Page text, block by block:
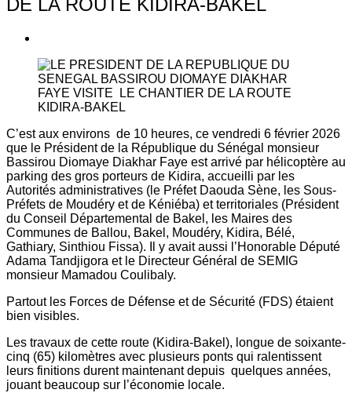
DE LA ROUTE KIDIRA-BAKEL
C’est aux environs de 10 heures, ce vendredi 6 février 2026
que le Président de la République du Sénégal monsieur
Bassirou Diomaye Diakhar Faye est arrivé par hélicoptère au
parking des gros porteurs de Kidira, accueilli par les
Autorités administratives (le Préfet Daouda Sène, les Sous-
Préfets de Moudéry et de Kéniéba) et territoriales (Président
du Conseil Départemental de Bakel, les Maires des
Communes de Ballou, Bakel, Moudéry, Kidira, Bélé,
Gathiary, Sinthiou Fissa). Il y avait aussi l’Honorable Député
Adama Tandjigora et le Directeur Général de SEMIG
monsieur Mamadou Coulibaly.
Partout les Forces de Défense et de Sécurité (FDS) étaient
bien visibles.
Les travaux de cette route (Kidira-Bakel), longue de soixante-
cinq (65) kilomètres avec plusieurs ponts qui ralentissent
leurs finitions durent maintenant depuis quelques années,
jouant beaucoup sur l’économie locale.